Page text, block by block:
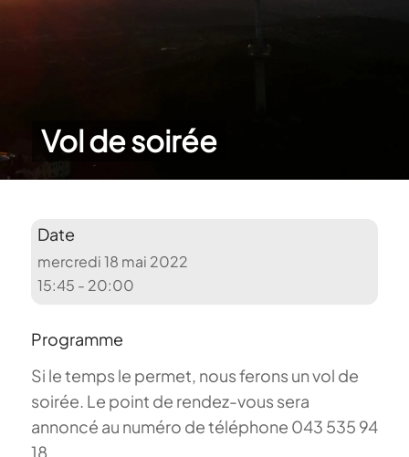
Vol de soirée
Date
mercredi 18 mai 2022
15:45 - 20:00
Programme
Si le temps le permet, nous ferons un vol de
soirée. Le point de rendez-vous sera
annoncé au numéro de téléphone 043 535 94
18.